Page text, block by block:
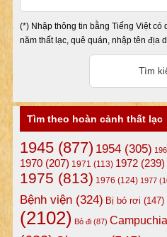
(*) Nhập thông tin bằng Tiếng Việt có
năm thất lạc, quê quán, nhập tên địa
Tìm theo hoàn cảnh thất lạc
1945(877) 1954(305)
1970(207) 1971 (113) 1972(239)
1975 (813) 1976 (124) 1977
Bệnh viện(324) Bị bỏ rơi (147)
(2102) Bỏ đi(87) Campuchia